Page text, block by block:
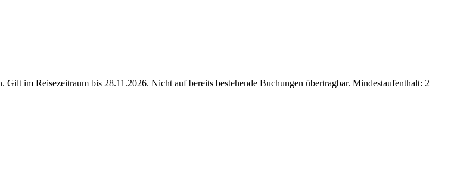
im Reisezeitraum bis 28.11.2026. Nicht auf bereits bestehende Buchungen übertragbar. Mindestaufenthalt: 2